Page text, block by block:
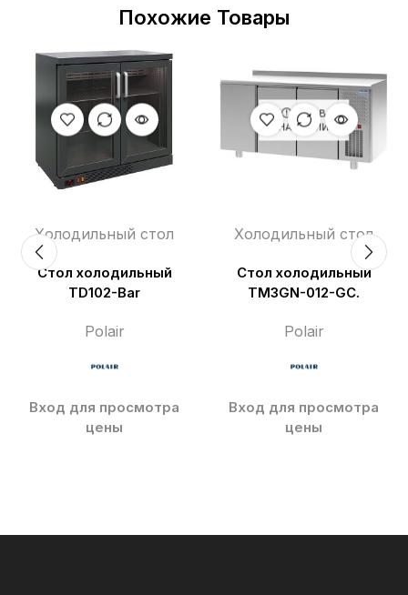
Похожие Товары
Холодильный стол
Стол холодильный
TD102-Bar
Polair
Вход для просмотра
цены
НЕТ В
НАЛИЧИИ
Холодильный стол
Стол холодильный
TM3GN-012-GC.
Polair
Вход для просмотра
цены